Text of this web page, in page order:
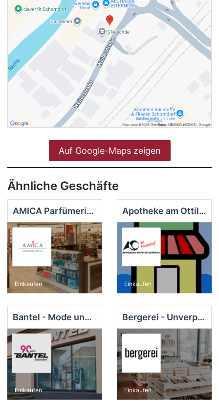
Auf Google-Maps zeigen
Ähnliche Geschäfte
AMICA Parfümerie & Kosmetikhaus Schäfer
Einkaufen
Apotheke am Ottilienberg
Einkaufen
Bantel - Mode und mehr
Einkaufen
Bergerei - Unverpacktladen & Tagescafé
Einkaufen